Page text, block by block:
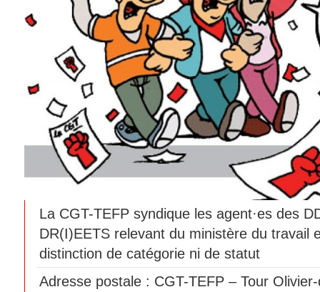
La CGT-TEFP syndique les agent·es des
DR(I)EETS relevant du ministère du travail
distinction de catégorie ni de statut
Adresse postale : CGT-TEFP – Tour